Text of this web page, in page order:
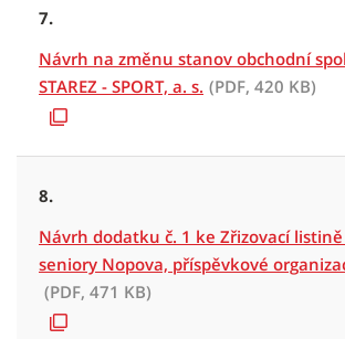
7.
Návrh na změnu stanov obchodní
STAREZ - SPORT, a. s. (PDF, 420 KB)
8.
Návrh dodatku č. 1 ke Zřizovací
seniory Nopova, příspěvkové
(PDF, 471 KB)